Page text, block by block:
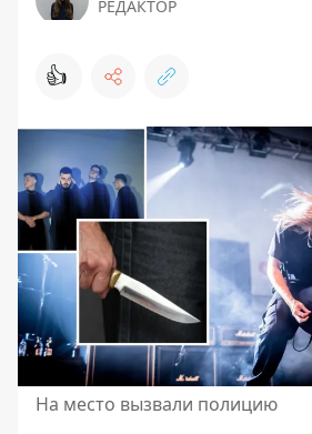
РЕДАКТОР
👍
На место вызвали полицию